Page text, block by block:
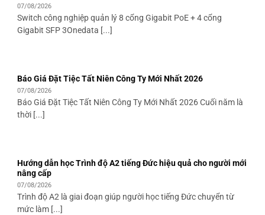
07/08/2026
Switch công nghiệp quản lý 8 cổng Gigabit PoE + 4 cổng
Gigabit SFP 3Onedata [...]
Báo Giá Đặt Tiệc Tất Niên Công Ty Mới Nhất 2026
07/08/2026
Báo Giá Đặt Tiệc Tất Niên Công Ty Mới Nhất 2026 Cuối năm là
thời [...]
Hướng dẫn học Trình độ A2 tiếng Đức hiệu quả cho người mới
nâng cấp
07/08/2026
Trình độ A2 là giai đoạn giúp người học tiếng Đức chuyển từ
mức làm [...]